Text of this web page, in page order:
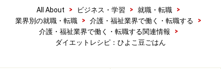
All About > ビジネス・学習 > 就職・転職
>
業界別の就職・転職
> 介護・福祉業界で働く・転職する
>
介護・福祉業界で働く・転職する関連情報
>
ダイエットレシピ：ひよこ豆ごはん